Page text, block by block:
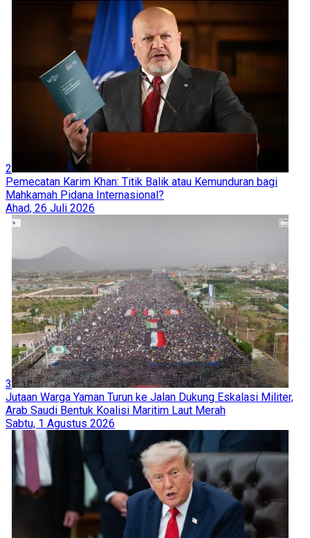
2
Pemecatan Karim Khan: Titik Balik atau Kemunduran bagi
Mahkamah Pidana Internasional?
Ahad, 26 Juli 2026
3
Jutaan Warga Yaman Turun ke Jalan Dukung Eskalasi Militer,
Arab Saudi Bentuk Koalisi Maritim Laut Merah
Sabtu, 1 Agustus 2026